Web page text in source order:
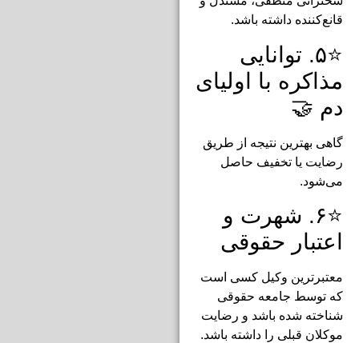
قانع‌کننده داشته باشد.
⭐۵. توانایی
مذاکره با اولیای
دم 🤝
گاهی بهترین نتیجه از طریق
رضایت یا تخفیف حاصل
می‌شود.
⭐۶. شهرت و
اعتبار حقوقی
معتبرترین وکیل کسی است
که توسط جامعه حقوقی
شناخته شده باشد و رضایت
موکلان قبلی را داشته باشد.